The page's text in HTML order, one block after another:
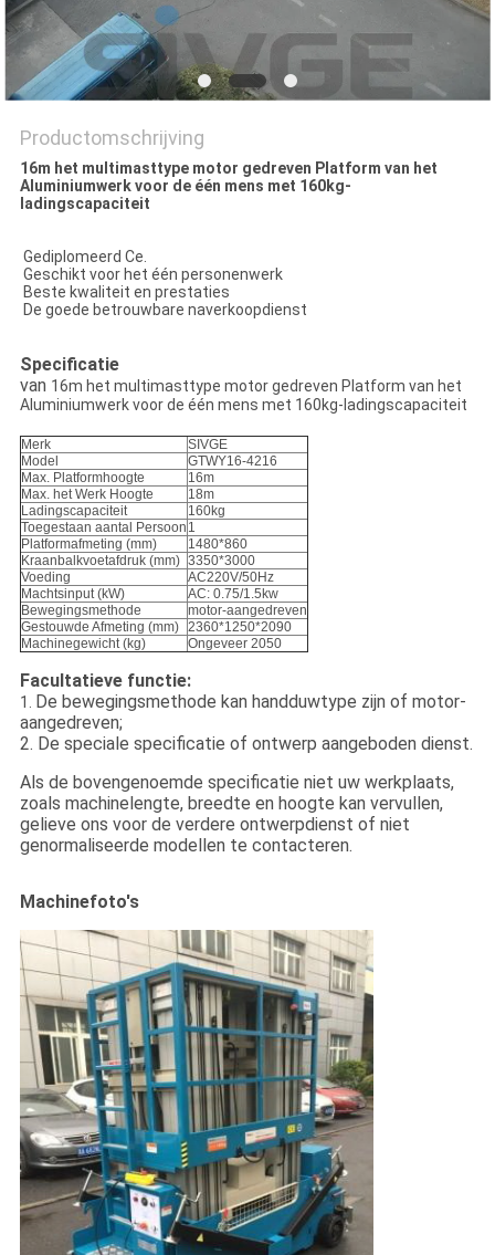
Productomschrijving
16m het multimasttype motor gedreven Platform van het
Aluminiumwerk voor de één mens met 160kg-
ladingscapaciteit
Gediplomeerd Ce.
Geschikt voor het één personenwerk
Beste kwaliteit en prestaties
De goede betrouwbare naverkoopdienst
Specificatie
van 16m het multimasttype motor gedreven Platform van het
Aluminiumwerk voor de één mens met 160kg-ladingscapaciteit
Merk
SIVGE
Model
GTWY16-4216
Max. Platformhoogte
16m
Max. het Werk Hoogte
18m
Ladingscapaciteit
160kg
Toegestaan aantal Persoon 1
Platformafmeting (mm)
1480*860
Kraanbalkvoetafdruk (mm) 3350*3000
Voeding
AC220V/50Hz
Machtsinput (kW)
AC: 0.75/1.5kw
Bewegingsmethode
motor-aangedreven
Gestouwde Afmeting (mm) 2360*1250*2090
Machinegewicht (kg)
Ongeveer 2050
Facultatieve functie:
1. De bewegingsmethode kan handduwtype zijn of motor-
aangedreven;
2. De speciale specificatie of ontwerp aangeboden dienst.
Als de bovengenoemde specificatie niet uw werkplaats,
zoals machinelengte, breedte en hoogte kan vervullen,
gelieve ons voor de verdere ontwerpdienst of niet
genormaliseerde modellen te contacteren.
Machinefoto's